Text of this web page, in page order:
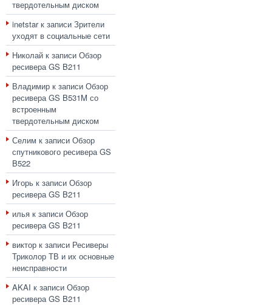
твердотельным диском
inetstarк записи Зрители
уходят в социальные сети
Николай к записи Обзор
ресивера GS B211
Владимир к записи Обзор
ресивера GS B531M со
встроенным
твердотельным диском
Селим к записи Обзор
спутникового ресивера GS
B522
Игорь к записи Обзор
ресивера GS B211
илья к записи Обзор
ресивера GS B211
виктор к записи Ресиверы
Триколор ТВ и их основные
неисправности
AKAI к записи Обзор
ресивера GS B211